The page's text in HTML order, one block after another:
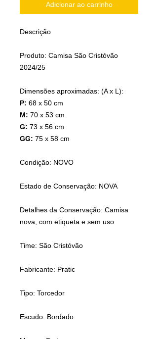
Adicionar ao carrinho
Descrição
Produto: Camisa São Cristóvão
2024/25
Dimensões aproximadas: (A x L):
P: 68 x 50 cm
M: 70 x 53 cm
G: 73 x 56 cm
GG: 75 x 58 cm
Condição: NOVO
Estado de Conservação: NOVA
Detalhes da Conservação: Camisa
nova, com etiqueta e sem uso
Time: São Cristóvão
Fabricante: Pratic
Tipo: Torcedor
Escudo: Bordado